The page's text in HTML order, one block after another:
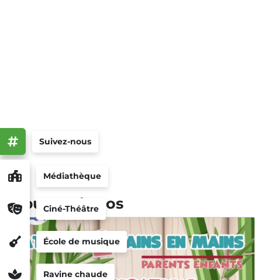
Médiathèque
Ciné-Théâtre
École de musique
Ravine chaude
Suivez-nous
Albums photos